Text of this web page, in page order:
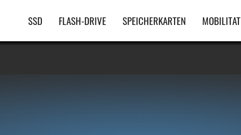
Hauptnavigation
SSD FLASH-DRIVE SPEICHERKARTEN MOBILITAT